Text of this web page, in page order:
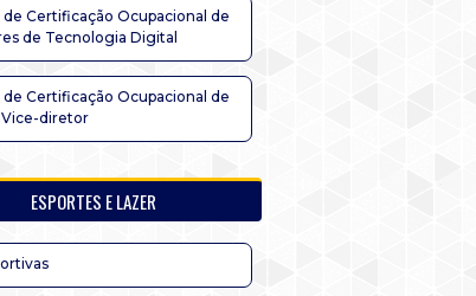
de Certificação Ocupacional de
de Tecnologia Digital
de Certificação Ocupacional de
diretor
ESPORTES E LAZER